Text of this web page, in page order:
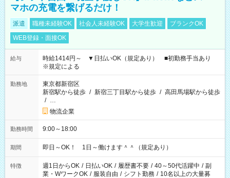
マホの充電を繋げるだけ！
派遣 職種未経験OK 社会人未経験OK 大学生歓迎
ブランクOK
WEB登録・面接OK
給与
時給1414円～ ▼日払いOK（規定あり） ■初勤務手当あり
※規定による
勤務地
東京都新宿区
新宿駅から徒歩 / 新宿三丁目駅から徒歩 / 高田馬場駅から徒歩
/ …
物流企業
勤務時間 9:00～18:00
期間 即日～OK！ 1日～働けます＾＾（規定あり）
特徴 週1日からOK / 日払いOK / 履歴書不要 / 40～50代活躍中 / 副
業・WワークOK / 服装自由 / シフト勤務 / 10名以上の大量募